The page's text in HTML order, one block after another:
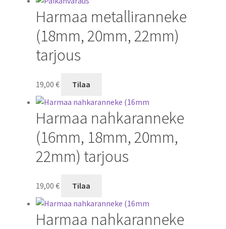
Harmaa metalliranneke
(18mm, 20mm, 22mm)
tarjous
19,00 € Tilaa
Harmaa nahkaranneke
(16mm, 18mm, 20mm,
22mm) tarjous
19,00 € Tilaa
Harmaa nahkaranneke